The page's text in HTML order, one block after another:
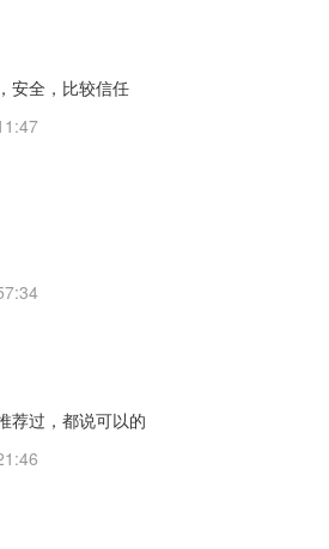
安全，比较信任
荐过，都说可以的